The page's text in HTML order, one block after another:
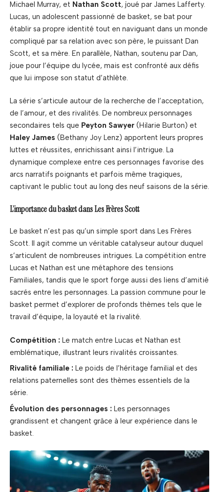
Michael Murray, et Nathan Scott, joué par James Lafferty.
Lucas, un adolescent passionné de basket, se bat pour
établir sa propre identité tout en naviguant dans un monde
compliqué par sa relation avec son père, le puissant Dan
Scott, et sa mère. En parallèle, Nathan, soutenu par Dan,
joue pour l’équipe du lycée, mais est confronté aux défis
que lui impose son statut d’athlète.
La série s’articule autour de la recherche de l’acceptation,
de l’amour, et des rivalités. De nombreux personnages
secondaires tels que Peyton Sawyer (Hilarie Burton) et
Haley James (Bethany Joy Lenz) apportent leurs propres
luttes et réussites, enrichissant ainsi l’intrigue. La
dynamique complexe entre ces personnages favorise des
arcs narratifs poignants et parfois même tragiques,
captivant le public tout au long des neuf saisons de la série.
L’importance du basket dans Les Frères Scott
Le basket n’est pas qu’un simple sport dans Les Frères
Scott. Il agit comme un véritable catalyseur autour duquel
s’articulent de nombreuses intrigues. La compétition entre
Lucas et Nathan est une métaphore des tensions
Familiales, tandis que le sport forge aussi des liens d’amitié
sacrés entre les personnages. La passion commune pour le
basket permet d’explorer de profonds thèmes tels que le
travail d’équipe, la loyauté et la rivalité.
Compétition : Le match entre Lucas et Nathan est
emblématique, illustrant leurs rivalités croissantes.
Rivalité familiale : Le poids de l’héritage familial et des
relations paternelles sont des thèmes essentiels de la
série.
Évolution des personnages : Les personnages
grandissent et changent grâce à leur expérience dans le
basket.